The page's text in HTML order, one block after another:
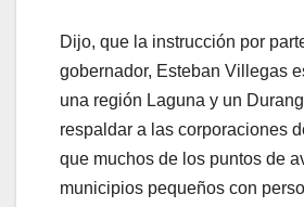
Dijo, que la instrucción por
gobernador, Esteban Villegas
una región Laguna y un
respaldar a las corporaciones
que muchos de los puntos de
municipios pequeños con